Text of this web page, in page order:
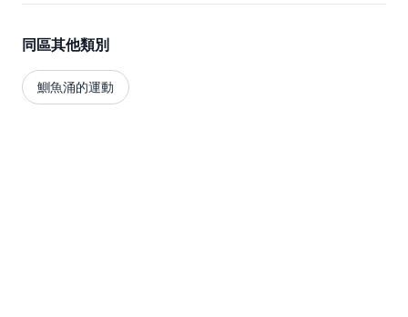
同區其他類別
鰂魚涌的運動